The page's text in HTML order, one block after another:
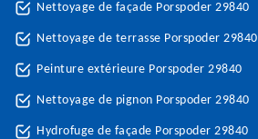
Nettoyage de façade Porspoder 29840
Nettoyage de terrasse Porspoder 29840
Peinture extérieure Porspoder 29840
Nettoyage de pignon Porspoder 29840
Hydrofuge de façade Porspoder 29840